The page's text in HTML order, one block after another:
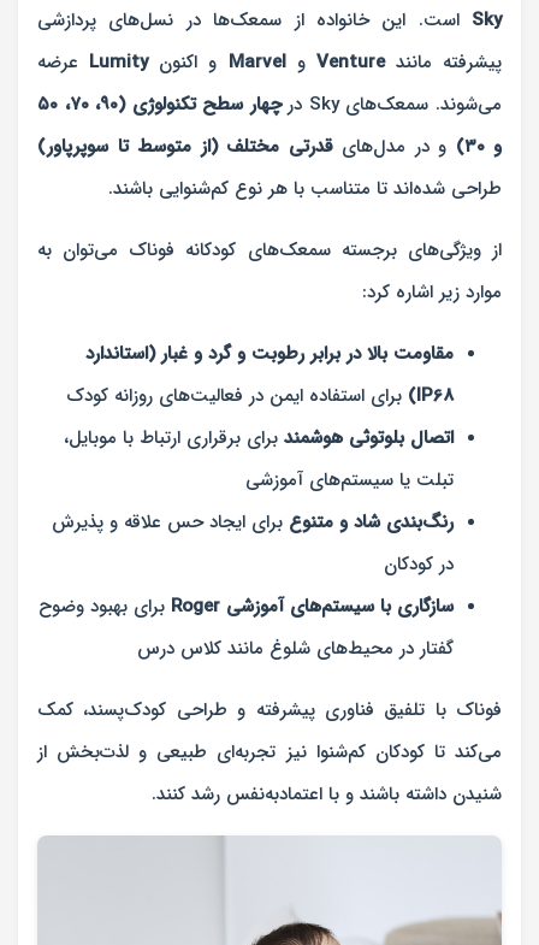
Sky است. این خانواده از سمعک‌ها در نسل‌های پردازشی
پیشرفته مانندVenture وMarvel و اکنونLumity عرضه
می‌شوند. سمعک‌های Sky در
چهار سطح تکنولوژی (۹۰، ۷۰، ۵۰
و ۳۰)
و در مدل‌هایقدرتی مختلف (از متوسط تا سوپرپاور)
طراحی شده‌اند تا متناسب با هر نوع کم‌شنوایی باشند.
از ویژگی‌های برجسته سمعک‌های کودکانه فوناک می‌توان به
موارد زیر اشاره کرد:
مقاومت بالا در برابر رطوبت و گرد و غبار (استاندارد
IP68) برای استفاده ایمن در فعالیت‌های روزانه کودک
اتصال بلوتوثی هوشمند برای برقراری ارتباط با موبایل،
تبلت یا سیستم‌های آموزشی
رنگ‌بندی شاد و متنوع برای ایجاد حس علاقه و پذیرش
در کودکان
سازگاری با سیستم‌های آموزشی Roger
برای بهبود وضوح
گفتار در محیط‌های شلوغ مانند کلاس درس
فوناک با تلفیق فناوری پیشرفته و طراحی کودک‌پسند، کمک
می‌کند تا کودکان کم‌شنوا نیز تجربه‌ای طبیعی و لذت‌بخش از
شنیدن داشته باشند و با اعتمادبه‌نفس رشد کنند.